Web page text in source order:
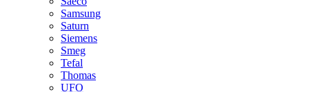
Samsung
Saturn
Siemens
Smeg
Tefal
Thomas
UFO